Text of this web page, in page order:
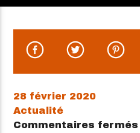
28 février 2020
Actualité
Commentaires fermés